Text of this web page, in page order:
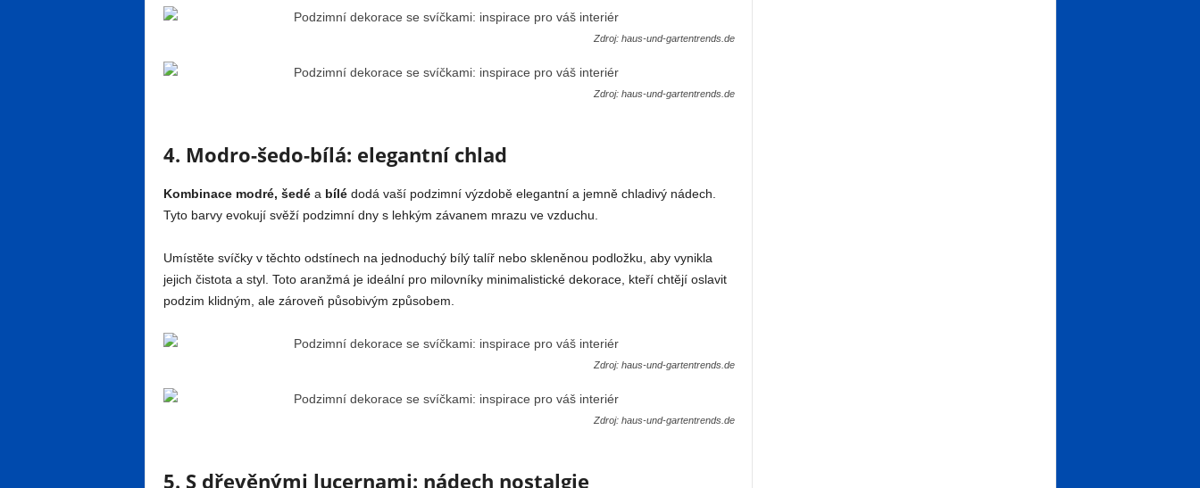
Zdroj: haus-und-gartentrends.de
Zdroj: haus-und-gartentrends.de
4. Modro-šedo-bílá: elegantní chlad
Kombinace modré, šedé a bílédodá vaší podzimní výzdobě elegantní a jemně chladivý nádech.
Tyto barvy evokují svěží podzimní dny s lehkým závanem mrazu ve vzduchu.
Umístěte svíčky v těchto odstínech na jednoduchý bílý talíř nebo skleněnou podložku, aby vynikla
jejich čistota a styl. Toto aranžmá je ideální pro milovníky minimalistické dekorace, kteří chtějí oslavit
podzim klidným, ale zároveň působivým způsobem.
Zdroj: haus-und-gartentrends.de
Zdroj: haus-und-gartentrends.de
5. S dřevěnými lucernami: nádech nostalgie